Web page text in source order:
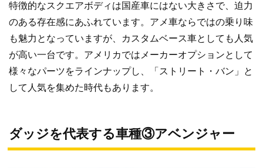
特徴的なスクエアボディは国産車にはない大きさで、迫力
のある存在感にあふれています。アメ車ならではの乗り味
も魅力となっていますが、カスタムベース車としても人気
が高い一台です。アメリカではメーカーオプションとして
様々なパーツをラインナップし、「ストリート・バン」と
して人気を集めた時代もあります。
ダッジを代表する車種③アベンジャー